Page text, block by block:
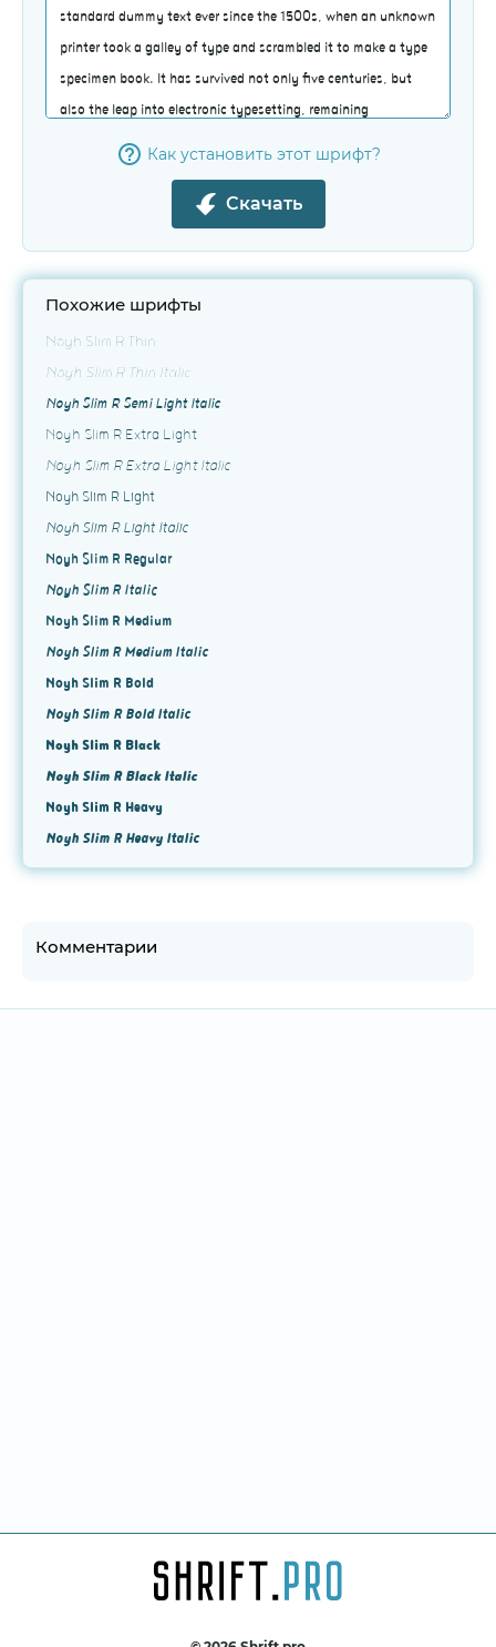
Как установить этот шрифт?
Скачать
Похожие шрифты
Noyh Slim R Thin
Noyh Slim R Thin Italic
Noyh Slim R Semi Light Italic
Noyh Slim R Extra Light
Noyh Slim R Extra Light Italic
Noyh Slim R Light
Noyh Slim R Light Italic
Noyh Slim R Regular
Noyh Slim R Italic
Noyh Slim R Medium
Noyh Slim R Medium Italic
Noyh Slim R Bold
Noyh Slim R Bold Italic
Noyh Slim R Black
Noyh Slim R Black Italic
Noyh Slim R Heavy
Noyh Slim R Heavy Italic
Комментарии